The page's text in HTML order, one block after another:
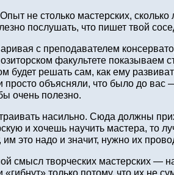
Опыт не столько мастерских,
послушать, что пишет твой
с преподавателем
факультете показываем
будет решать сам, как ему
просто объясняли, что было до
очень полезно.
насильно. Сюда должны
и хочешь научить мастера, то
это надо и значит, нужно их
смысл творческих мастерских —
только потому, что их не